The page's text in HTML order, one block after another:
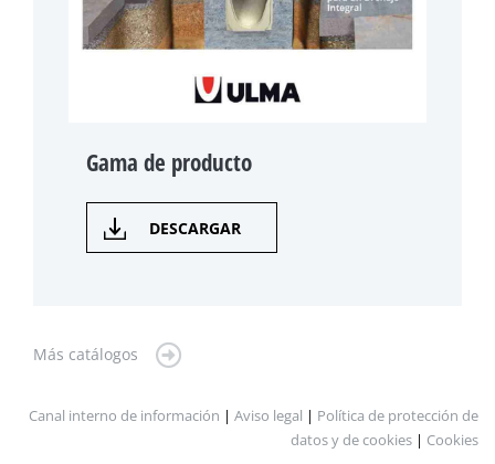
Gama de producto
DESCARGAR
Más catálogos
Canal interno de información | Aviso legal | Política de protección de
datos y de cookies | Cookies